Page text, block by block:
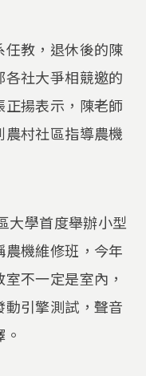
教，退休後的陳
社大爭相競邀的
揚表示，陳老師
村社區指導農機
大學首度舉辦小型
機維修班，今年
不一定是室內，
引擎測試，聲音